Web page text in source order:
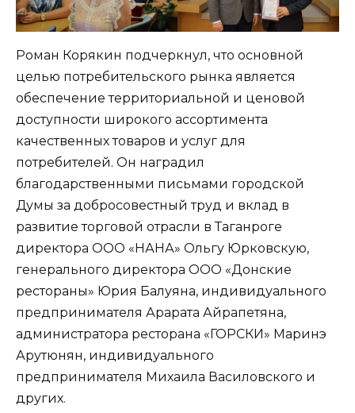
Роман Корякин подчеркнул, что основной
целью потребительского рынка является
обеспечение территориальной и ценовой
доступности широкого ассортимента
качественных товаров и услуг для
потребителей. Он наградил
благодарственными письмами городской
Думы за добросовестный труд и вклад в
развитие торговой отрасли в Таганроге
директора ООО «НАНА» Ольгу Юрковскую,
генерального директора ООО «Донские
рестораны» Юрия Балуяна, индивидуального
предпринимателя Арарата Айрапетяна,
администратора ресторана «ГОРСКИ» Маринэ
Арутюнян, индивидуального
предпринимателя Михаила Василовского и
других.